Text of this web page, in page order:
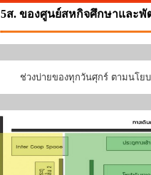
บ
5ส. ของศูนย์สหกิจศึกษาและ
ช่วงบ่ายของทุกวันศุกร์ ตามนโย